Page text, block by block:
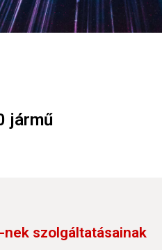
jármű
szolgáltatásainak